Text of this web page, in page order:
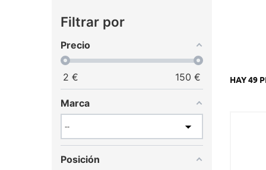
Filtrar por
Precio
2 € 150 €
Marca
Posición
HAY 49